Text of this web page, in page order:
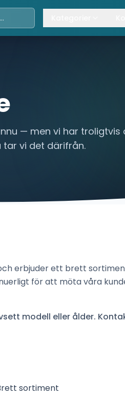
Truckar
— men vi har troligtvis
tar vi det därifrån.
erbjuder ett brett
för att möta våra
modell eller ålder.
sortiment